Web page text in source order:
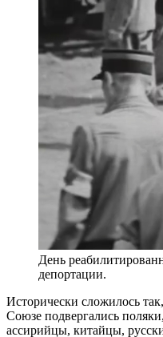
День
депортации.
Исторически сложилось
Союзе подвергались
ассирийцы, китайцы,